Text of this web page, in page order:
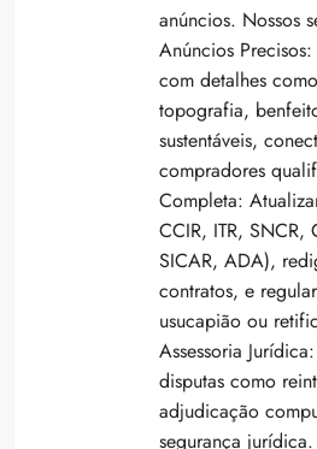
anúncios. Nossos
Anúncios
com detalhes
topografia,
sustentáveis,
compradores
Completa:
CCIR, ITR, SNCR,
SICAR, ADA),
contratos, e
usucapião ou
Assessoria
disputas como
adjudicação
segurança